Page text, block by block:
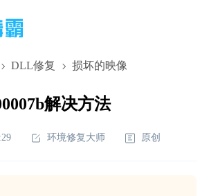
DLL修复 损坏的映像
解决方法
环境修复大师 原创